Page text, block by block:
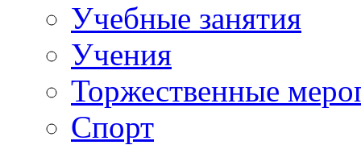
Учебные занятия
Учения
Торжественные
Спорт